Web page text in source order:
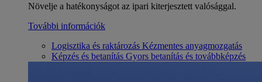
Növelje a hatékonyságot az ipari kiterjesztett valósággal.
További információk
Logisztika és raktározás Kézmentes anyagmozgatás
Képzés és betanítás Gyors betanítás és továbbképzés